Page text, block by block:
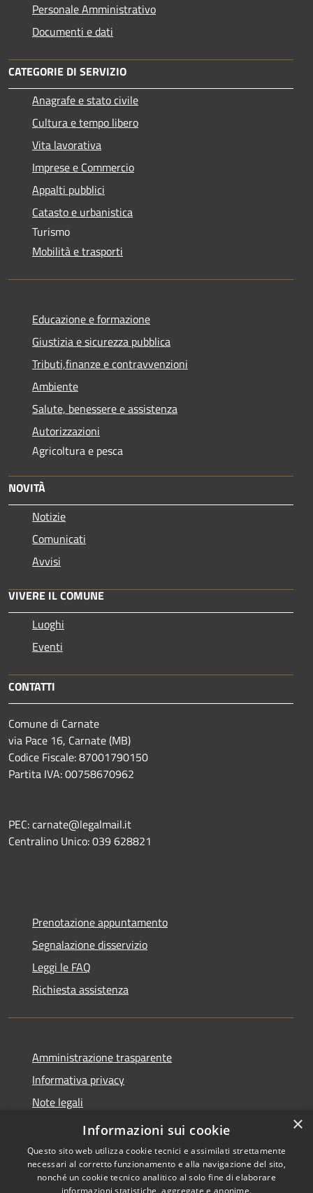
Personale Amministrativo
Documenti e dati
CATEGORIE DI SERVIZIO
Anagrafe e stato civile
Cultura e tempo libero
Vita lavorativa
Imprese e Commercio
Appalti pubblici
Catasto e urbanistica
Turismo
Mobilità e trasporti
Educazione e formazione
Giustizia e sicurezza pubblica
Tributi,finanze e contravvenzioni
Ambiente
Salute, benessere e assistenza
Autorizzazioni
Agricoltura e pesca
NOVITÀ
Notizie
Comunicati
Avvisi
VIVERE IL COMUNE
Luoghi
Eventi
CONTATTI
Comune di Carnate
via Pace 16, Carnate (MB)
Codice Fiscale: 87001790150
Partita IVA: 00758670962
PEC: carnate@legalmail.it
Centralino Unico: 039 628821
Prenotazione appuntamento
Segnalazione disservizio
Leggi le FAQ
Richiesta assistenza
Amministrazione trasparente
Informativa privacy
Note legali
Dichiarazione di accessibilità
×
Informazioni sui cookie
Questo sito web utilizza cookie tecnici e assimilati strettamente
necessari al corretto funzionamento e alla navigazione del sito,
nonché un cookie tecnico analitico al solo fine di elaborare
informazioni statistiche, aggregate e anonime.